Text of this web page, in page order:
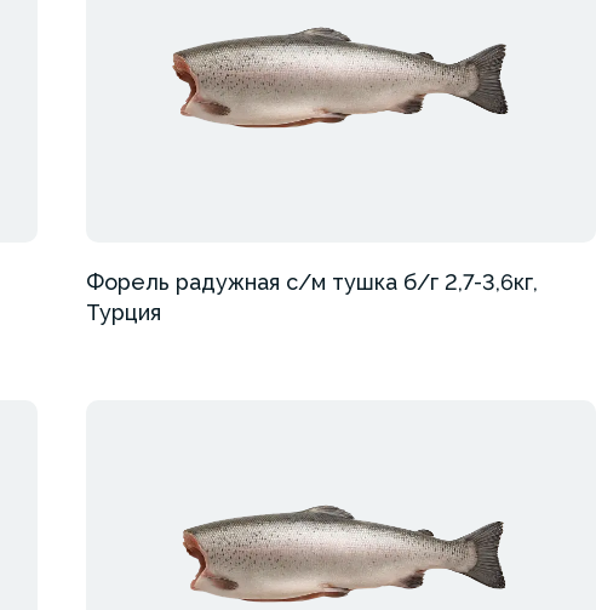
Форель радужная с/м тушка б/г 2,7-3,6кг,
Турция